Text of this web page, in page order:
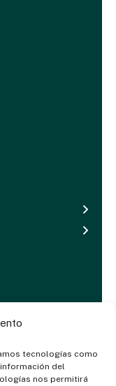
tecnologías como
del
nos permitirá